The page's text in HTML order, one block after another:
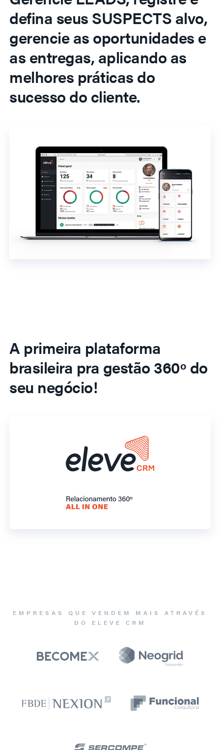
defina seus SUSPECTS alvo,
gerencie as oportunidades e
as entregas, aplicando as
melhores práticas do
sucesso do cliente.
A primeira plataforma
brasileira pra gestão 360º do
seu negócio!
EMPRESAS QUE VENDEM MAIS ATRAVÉS
DO ELEVE CRM